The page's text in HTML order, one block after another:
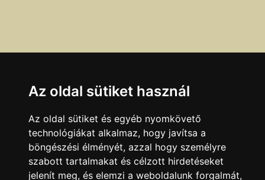
Az oldal sütiket használ
Az oldal sütiket és egyéb nyomkövető
technológiákat alkalmaz, hogy javítsa a
böngészési élményét, azzal hogy személyre
szabott tartalmakat és célzott hirdetéseket
jelenít meg, és elemzi a weboldalunk forgalmát,